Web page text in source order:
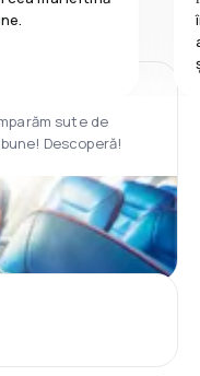
sute de
Descoperă!